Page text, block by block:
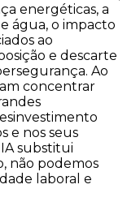
energéticas, a
água, o impacto
ao
e descarte
Ao
concentrar
e nos seus
substitui
não podemos
laboral e